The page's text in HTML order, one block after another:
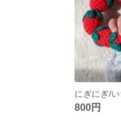
にぎにぎ/い
800円